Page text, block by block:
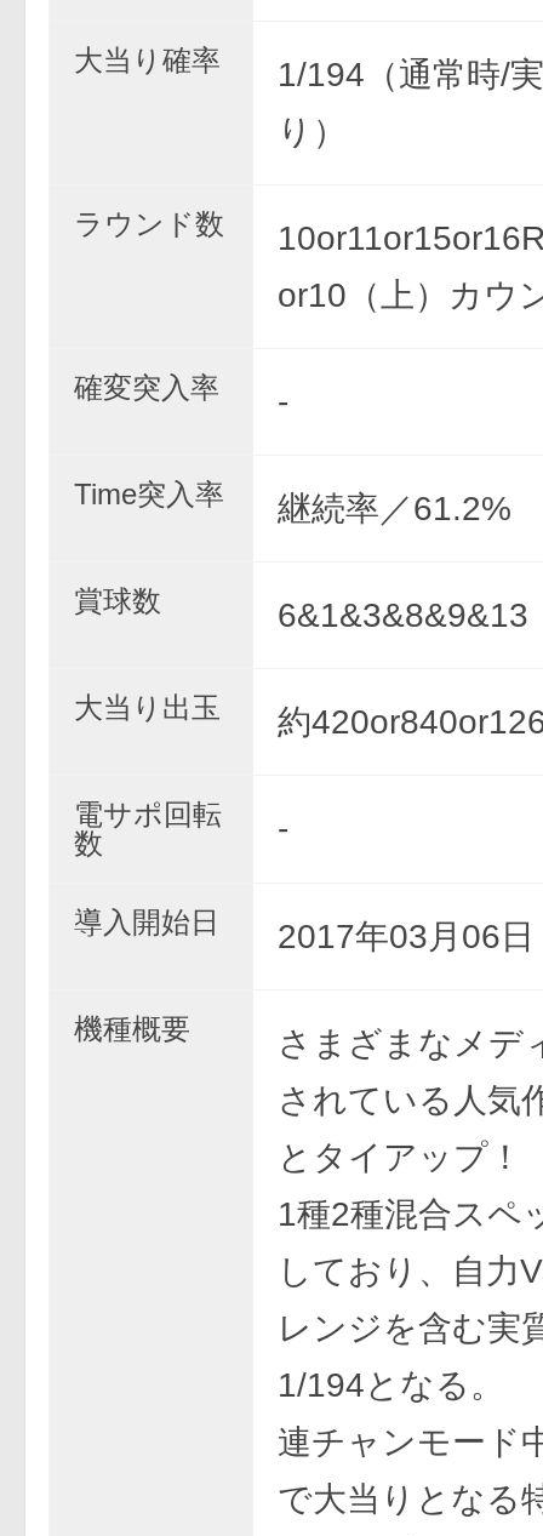
大当り確率
1/194（通常時/
り）
ラウンド数
or10（上）カウ
確変突入率 -
Time突入率 継続率／61.2%
賞球数 6&1&3&8&9&13
大当り出玉 約
電サポ回転
数
-
導入開始日 2017年03月06日
機種概要
さまざまなメデ
されている人気
とタイアップ！
1種2種混合スペ
しており、自力
レンジを含む実
1/194となる。
連チャンモード
で大当りとなる